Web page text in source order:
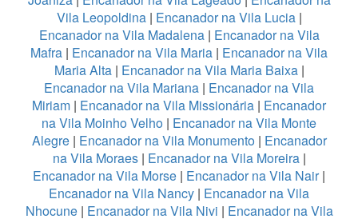
Vila Leopoldina| Encanador na Vila Lucia|
Encanador na Vila Madalena| Encanador na Vila
Mafra | Encanador na Vila Maria | Encanador na Vila
Maria Alta| Encanador na Vila Maria Baixa|
Encanador na Vila Mariana | Encanador na Vila
Miriam | Encanador na Vila Missionária | Encanador
na Vila Moinho Velho | Encanador na Vila Monte
Alegre| Encanador na Vila Monumento| Encanador
na Vila Moraes| Encanador na Vila Moreira|
Encanador na Vila Morse | Encanador na Vila Nair|
Encanador na Vila Nancy | Encanador na Vila
Nhocune| Encanador na Vila Nivi | Encanador na Vila